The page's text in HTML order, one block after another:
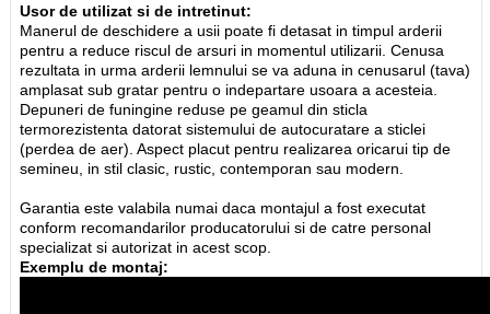
Usor de utilizat si de intretinut:
Manerul de deschidere a usii poate fi detasat in timpul arderii
pentru a reduce riscul de arsuri in momentul utilizarii. Cenusa
rezultata in urma arderii lemnului se va aduna in cenusarul (tava)
amplasat sub gratar pentru o indepartare usoara a acesteia.
Depuneri de funingine reduse pe geamul din sticla
termorezistenta datorat sistemului de autocuratare a sticlei
(perdea de aer). Aspect placut pentru realizarea oricarui tip de
semineu, in stil clasic, rustic, contemporan sau modern.
Garantia este valabila numai daca montajul a fost executat
conform recomandarilor producatorului si de catre personal
specializat si autorizat in acest scop.
Exemplu de montaj: